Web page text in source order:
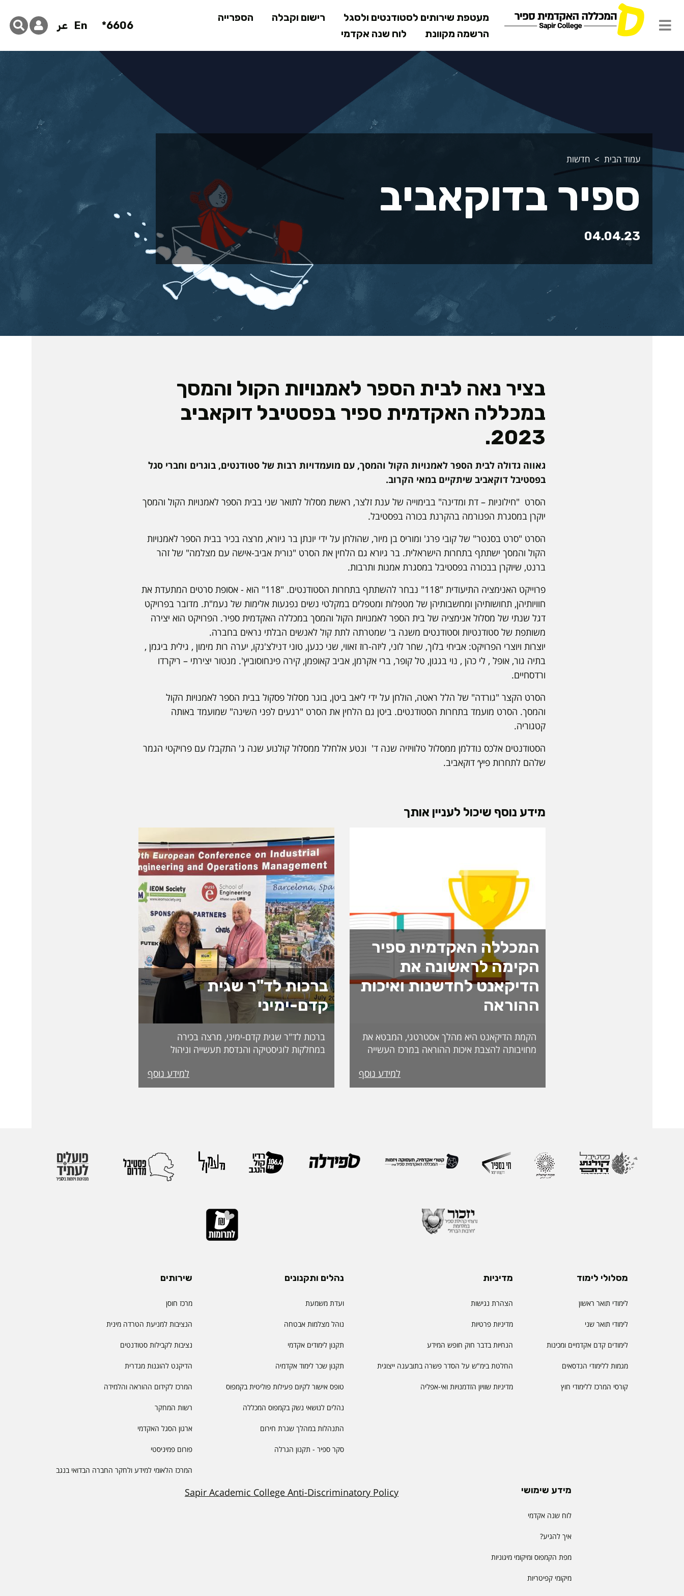
לתוכן
המרכזי
מעטפת שירותים לסטודנטים ולסגל רישום וקבלה
הספרייה
הרשמה מקוונת
לוח שנה אקדמי
6606*
En عر
עמוד הבית חדשות
ספיר בדוקאביב
04.04.23
בציר נאה לבית הספר לאמנויות הקול והמסך
במכללה האקדמית ספיר בפסטיבל דוקאביב
2023.
גאווה גדולה לבית הספר לאמנויות הקול והמסך, עם מועמדויות רבות של סטודנטים, בוגרים וחברי סגל
בפסטיבל דוקאביב שיתקיים במאי הקרוב.
הסרט "חילוניות – דת ומדינה" בבימוייה של ענת זלצר, ראשת מסלול לתואר שני בבית הספר לאמנויות הקול והמסך
יוקרן במסגרת הפנורמה בהקרנת בכורה בפסטיבל.
הסרט "סרט בסנטר" של קובי פרג' ומוריס בן מיור, שהולחן על ידי יונתן בר גיורא, מרצה בכיר בבית הספר לאמנויות
הקול והמסך ישתתף בתחרות הישראלית. בר גיורא גם הלחין את הסרט "נורית אביב-אישה עם מצלמה" של זהר
ברנט, שיוקרן בבכורה בפסטיבל במסגרת אמנות ותרבות.
פרוייקט האנימציה התיעודית "118" נבחר להשתתף בתחרות הסטודנטים. "118" הוא - אסופת סרטים המתעדת את
חוויותיהן, תחושותיהן ומחשבותיהן של מטפלות ומטפלים במקלטי נשים נפגעות אלימות של נעמ"ת. מדובר בפרויקט
דגל שנתי של מסלול אנימציה של בית הספר לאמנויות הקול והמסך במכללה האקדמית ספיר. הפרויקט הוא יצירה
משותפת של סטודנטיות וסטודנטים משנה ב' שמטרתה לתת קול לאנשים הבלתי נראים בחברה.
יוצרות ויוצרי הפרויקט: אביחי בלוך, שחר לוני, ליזה-רוז זאווי, שני כנען, טוני דנילצ'נקו, יערה רות מימון , גילית ביגמן ,
בתיה גור, אופל , לי כהן , נוי בגגון, טל קופר, ברי אקרמן, אביב קאופמן, קירה פינחוסוביץ'. מנטור יצירתי – ריקרדו
ורדסחיים.
הסרט הקצר "גורדה" של הלל ראטה, הולחן על ידי ליאב ביטן, בוגר מסלול פסקול בבית הספר לאמנויות הקול
והמסך. הסרט מועמד בתחרות הסטודנטים. ביטן גם הלחין את הסרט "רגעים לפני השינה" שמועמד באותה
קטגוריה.
הסטודנטים אלכס נודלמן ממסלול טלוויזיה שנה ד' ונטע אלחלל ממסלול קולנוע שנה ג' התקבלו עם פרויקטי הגמר
שלהם לתחרות פיץ׳ דוקאביב.
מידע נוסף שיכול לעניין אותך
המכללה האקדמית ספיר
הקימה לראשונה את
הדיקאנט לחדשנות ואיכות
ההוראה
הקמת הדיקאנט היא מהלך אסטרטגי, המבטא את
מחויבותה להצבת איכות ההוראה במרכז העשייה
לאתגרי העתיד. בראש הדיקאנט עומדת אפרת
ליברמן, דיקאנית ההוראה, אשת חינוך ופדגוגיה
ההוראה הראשון שהוקם בספיר - מהלך המבטא
את החשיבות האסטרטגית שמעניקה המכללה
למצוינות בהוראה ולחוויית הלמידה של הסטודנטים
למידע נוסף
ברכות לד"ר שגית
קדם-ימיני
ברכות לד"ר שגית קדם-ימיני, מרצה בכירה
במחלקות לוגיסטיקה והנדסת תעשייה וניהול
מטעם האגודה הבינלאומית IEOM Society
International. מההוקרות הגבוהות ביותר
IEOM היא אחת האגודות הבינלאומיות הגדולות
בתחומי הנדסת התעשייה והניהול.
למידע נוסף
מסלולי לימוד
לימודי תואר ראשון
לימודי תואר שני
לימודים קדם אקדמיים ומכינות
מגמות ללימודי הנדסאים
קורסי המרכז ללימודי חוץ
מדיניות
הצהרת נגישות
מדיניות פרטיות
הנחיות בדבר חוק חופש המידע
החלטת בימ"ש על הסדר פשרה בתובענה ייצוגית
מדיניות שוויון הזדמנויות ואי-אפליה
נהלים ותקנונים
ועדת משמעת
נוהל מצלמות אבטחה
תקנון לימודים אקדמי
תקנון שכר לימוד אקדמיה
טופס אישור לקיום פעילות פוליטית בקמפוס
נהלים לנושאי נשק בקמפוס המכללה
התנהלות במהלך שגרת חירום
סקר ספיר - תקנון הגרלה
שירותים
מרכז חוסן
הנציבות למניעת הטרדה מינית
נציבות לקבילות סטודנטים
הדיקנט להוגנות מגדרית
המרכז לקידום ההוראה והלמידה
רשות המחקר
ארגון הסגל האקדמי
פורום פמיניסטי
המרכז הלאומי למידע ולחקר החברה הבדואי בנגב
מידע שימושי
לוח שנה אקדמי
איך להגיע?
מפת הקמפוס ומיקומי מיגוניות
מיקומי קפיטריות
Sapir Academic College Anti-Discriminatory Policy